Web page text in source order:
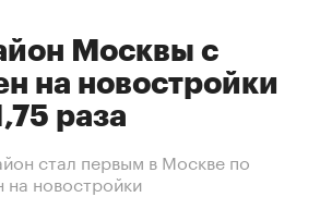
Москвы с
на новостройки
раза
стал первым в Москве по
новостройки